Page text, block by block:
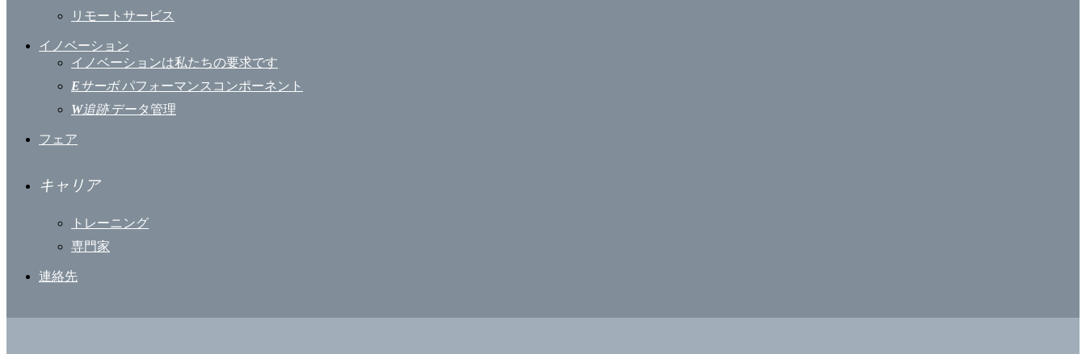
リモートサービス
イノベーション
イノベーションは私たちの要求です
Eサーボパフォーマンスコンポーネント
W追跡データ管理
フェア
キャリア
トレーニング
専門家
連絡先